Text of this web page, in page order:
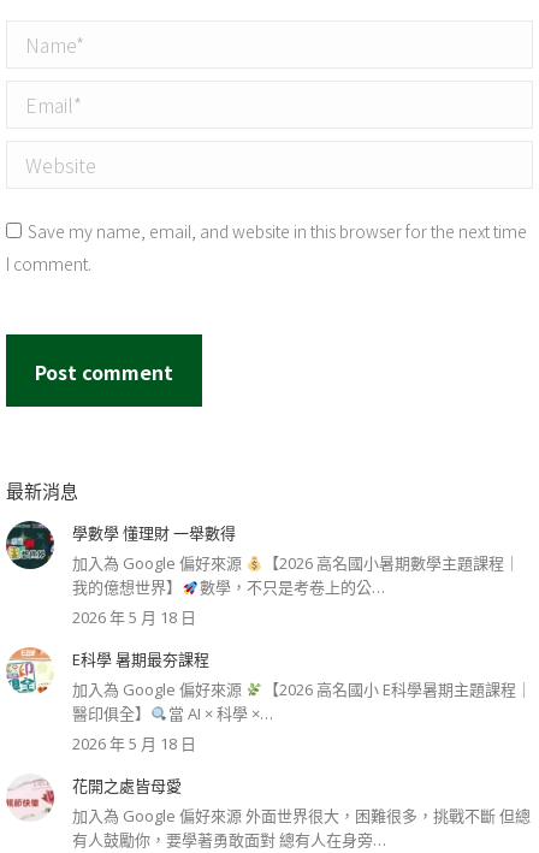
Name *
Email *
Website
Save my name, email, and website in this browser for the next time
I comment.
Post comment
最新消息
學數學 懂理財 一舉數得
加入為 Google 偏好來源
【2026 高名國小暑期數學主題課程｜
我的億想世界】
數學，不只是考卷上的公…
2026 年 5 月 18 日
E科學 暑期最夯課程
加入為 Google 偏好來源
【2026 高名國小 E科學暑期主題課程｜
醫印俱全】
當 AI × 科學 ×…
2026 年 5 月 18 日
花開之處皆母愛
加入為 Google 偏好來源 外面世界很大，困難很多，挑戰不斷 但總
有人鼓勵你，要學著勇敢面對 總有人在身旁…